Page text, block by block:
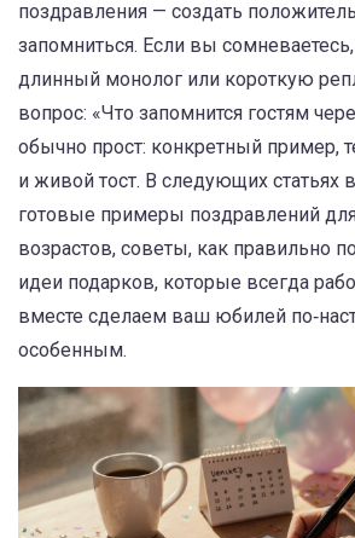
поздравления — создать
запомниться. Если вы сомневаетесь,
длинный монолог или короткую
вопрос: «Что запомнится гостям
обычно прост: конкретный пример,
и живой тост. В следующих статьях
готовые примеры поздравлений
возрастов, советы, как правильно
идеи подарков, которые всегда
вместе сделаем ваш юбилей
особенным.